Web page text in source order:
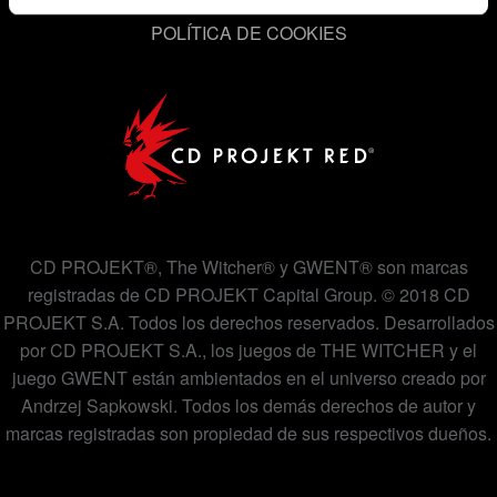
contactar contigo, por ejemplo a través de redes
nuestras cookies con nuestro socios. Eso sí, todas estas
cookies opcionales requieren tu autorización.
Encontrarás todos los detalles sobre nuestro uso de las
POLÍTICA DE COOKIES
CD PROJEKT®, The Witcher® y GWENT® son marcas
registradas de CD PROJEKT Capital Group. © 2018 CD
PROJEKT S.A. Todos los derechos reservados. Desarrollados
por CD PROJEKT S.A., los juegos de THE WITCHER y el
juego GWENT están ambientados en el universo creado por
Andrzej Sapkowski. Todos los demás derechos de autor y
marcas registradas son propiedad de sus respectivos dueños.